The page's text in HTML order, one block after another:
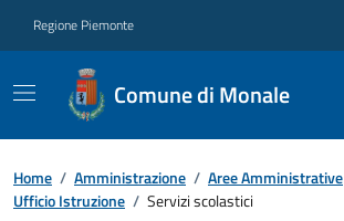
Regione Piemonte
Comune di Monale
Home / Amministrazione / Aree Amministrative
Ufficio Istruzione / Servizi scolastici